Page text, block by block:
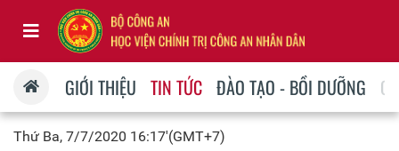
GIỚI THIỆU TIN TỨC ĐÀO TẠO - BỒI DƯỠNG
Thứ Ba, 7/7/2020 16:17'(GMT+7)